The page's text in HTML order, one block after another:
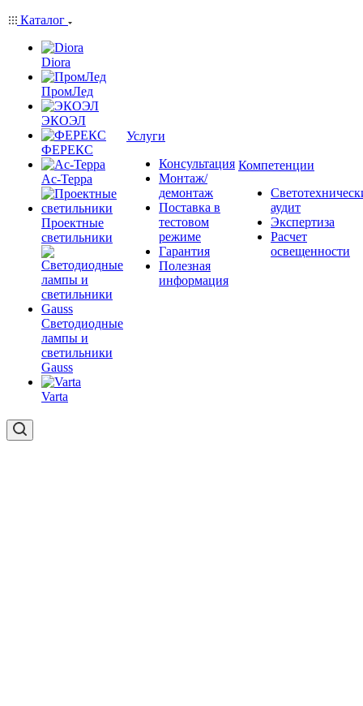
Каталог
Diora
ПромЛед
ЭКОЭЛ
ФЕРЕКС
Ас-Терра
Проектные
светильники
Светодиодные
лампы и
светильники
Gauss
Varta
Услуги
Консультация
Монтаж/
демонтаж
Поставка в
тестовом
режиме
Гарантия
Полезная
информация
Компетенции
аудит
Экспертиза
Расчет
освещенности